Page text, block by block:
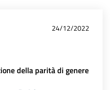
24/12/2022
della parità di genere